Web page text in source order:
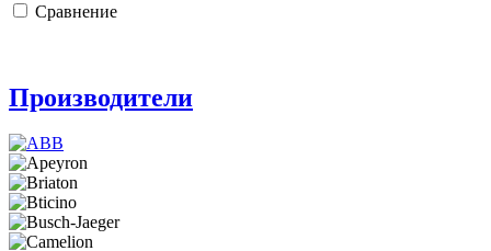
Сравнение
Производители